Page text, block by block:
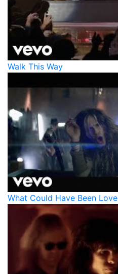
Walk This Way
What Could Have Been Love